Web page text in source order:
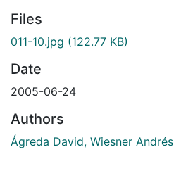
Files
011-10.jpg (122.77 KB)
Date
2005-06-24
Authors
Ágreda David, Wiesner Andrés